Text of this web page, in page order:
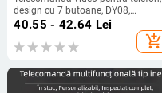
design cu 7 butoane, DY08,
Bluetooth 5.0, ABS, 35 g
40.55 - 42.64 Lei
add_shopping_cart